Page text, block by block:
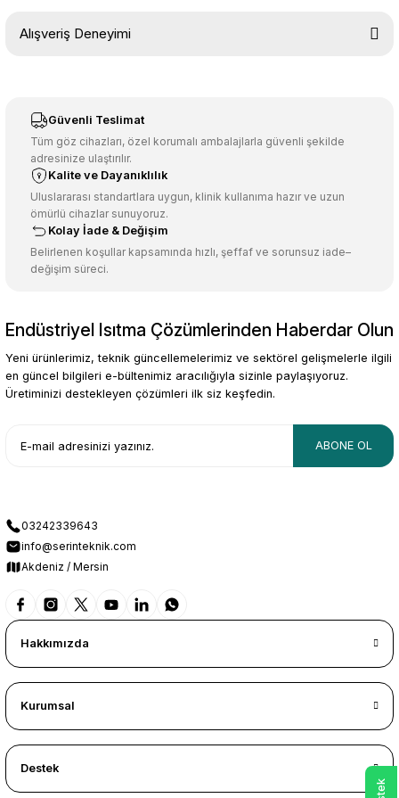
konularda yetersiz gördüğünüz noktaları öneri formunu kullanarak
Ürün resmi kalitesiz, bozuk veya görüntülenemiyor.
Ürün açıklamasında eksik bilgiler bulunuyor.
Ürün bilgilerinde hatalar bulunuyor.
Ürün fiyatı diğer sitelerden daha pahalı.
Bu ürüne benzer farklı alternatifler olmalı.
Gönder
Alışveriş Deneyimi
Güvenli Teslimat
Tüm göz cihazları, özel korumalı ambalajlarla güvenli şekilde
adresinize ulaştırılır.
Kalite ve Dayanıklılık
Uluslararası standartlara uygun, klinik kullanıma hazır ve uzun
ömürlü cihazlar sunuyoruz.
Kolay İade & Değişim
Belirlenen koşullar kapsamında hızlı, şeffaf ve sorunsuz iade–
değişim süreci.
Endüstriyel Isıtma Çözümlerinden Haberdar Olun
Yeni ürünlerimiz, teknik güncellemelerimiz ve sektörel gelişmelerle ilgili
en güncel bilgileri e-bültenimiz aracılığıyla sizinle paylaşıyoruz.
Üretiminizi destekleyen çözümleri ilk siz keşfedin.
ABONE OL
03242339643
info@serinteknik.com
Akdeniz / Mersin
Hakkımızda
Kurumsal
Destek